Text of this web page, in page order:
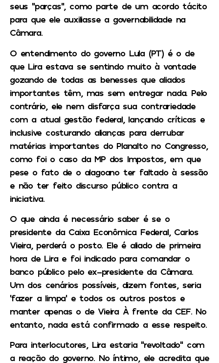
seus “parças”, como parte de um acordo tácito
para que ele auxiliasse a governabilidade na
Câmara.
O entendimento do governo Lula (PT) é o de
que Lira estava se sentindo muito à vontade
gozando de todas as benesses que aliados
importantes têm, mas sem entregar nada. Pelo
contrário, ele nem disfarça sua contrariedade
com a atual gestão federal, lançando críticas e
inclusive costurando alianças para derrubar
matérias importantes do Planalto no Congresso,
como foi o caso da MP dos Impostos, em que
pese o fato de o alagoano ter faltado à sessão
e não ter feito discurso público contra a
iniciativa.
O que ainda é necessário saber é se o
presidente da Caixa Econômica Federal, Carlos
Vieira, perderá o posto. Ele é aliado de primeira
hora de Lira e foi indicado para comandar o
banco público pelo ex-presidente da Câmara.
Um dos cenários possíveis, dizem fontes, seria
‘fazer a limpa’ e todos os outros postos e
manter apenas o de Vieira À frente da CEF. No
entanto, nada está confirmado a esse respeito.
Para interlocutores, Lira estaria “revoltado” com
a reação do governo. No íntimo, ele acredita que